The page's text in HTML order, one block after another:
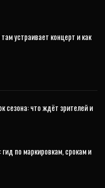
устраивает концерт и как
сезона: что ждёт зрителей и
по маркировкам, срокам и